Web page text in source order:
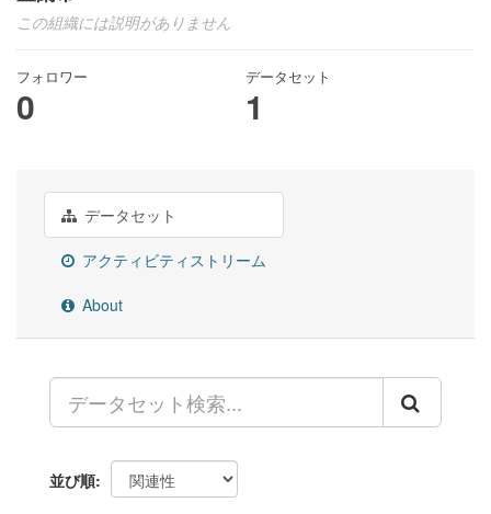
この組織には説明がありません
フォロワー
0
データセット
1
データセット
アクティビティストリーム
About
並び順